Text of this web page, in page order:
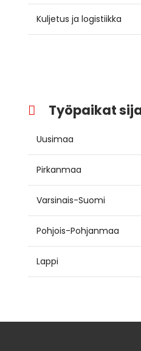
Kuljetus ja logistiikka
Työpaikat
Uusimaa
Pirkanmaa
Varsinais-Suomi
Pohjois-Pohjanmaa
Lappi